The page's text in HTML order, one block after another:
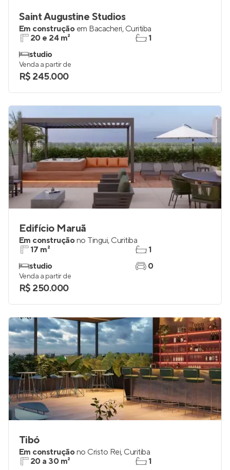
Saint Augustine Studios
Em construção em Bacacheri, Curitiba
20 e 24 m²
studio
1
Venda a partir de
R$ 245.000
Edifício Maruã
Em construçãono Tingui, Curitiba
17 m²
studio
1
0
Venda a partir de
R$ 250.000
Tibó
Em construçãono Cristo Rei, Curitiba
20 a 30 m²
1